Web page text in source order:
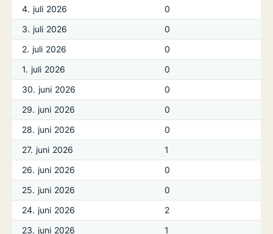
4. juli 2026
0
3. juli 2026
0
2. juli 2026
0
1. juli 2026
0
30. juni 2026
0
29. juni 2026
0
28. juni 2026
0
27. juni 2026
1
26. juni 2026
0
25. juni 2026
0
24. juni 2026
2
23. juni 2026
1